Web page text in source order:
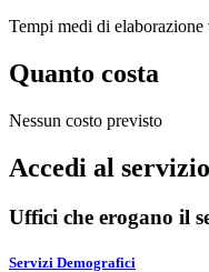
Tempi medi di
Quanto costa
Nessun costo previsto
Accedi al servizio
Uffici che erogano il
Servizi Demografici